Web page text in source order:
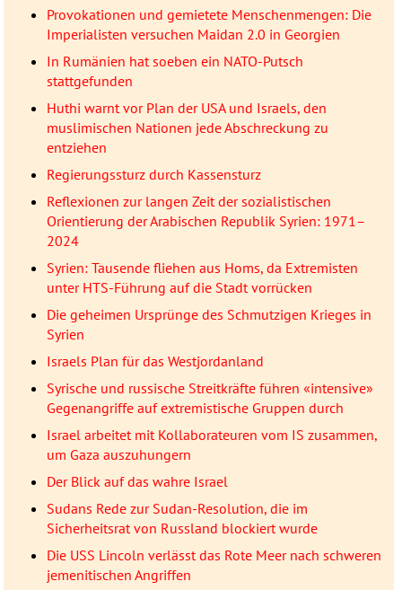
Provokationen und gemietete Menschenmengen: Die
Imperialisten versuchen Maidan 2.0 in Georgien
In Rumänien hat soeben ein NATO-Putsch
stattgefunden
Huthi warnt vor Plan der USA und Israels, den
muslimischen Nationen jede Abschreckung zu
entziehen
Regierungssturz durch Kassensturz
Reflexionen zur langen Zeit der sozialistischen
Orientierung der Arabischen Republik Syrien: 1971–
2024
Syrien: Tausende fliehen aus Homs, da Extremisten
unter HTS-Führung auf die Stadt vorrücken
Die geheimen Ursprünge des Schmutzigen Krieges in
Syrien
Israels Plan für das Westjordanland
Syrische und russische Streitkräfte führen «intensive»
Gegenangriffe auf extremistische Gruppen durch
Israel arbeitet mit Kollaborateuren vom IS zusammen,
um Gaza auszuhungern
Der Blick auf das wahre Israel
Sudans Rede zur Sudan-Resolution, die im
Sicherheitsrat von Russland blockiert wurde
Die USS Lincoln verlässt das Rote Meer nach schweren
jemenitischen Angriffen